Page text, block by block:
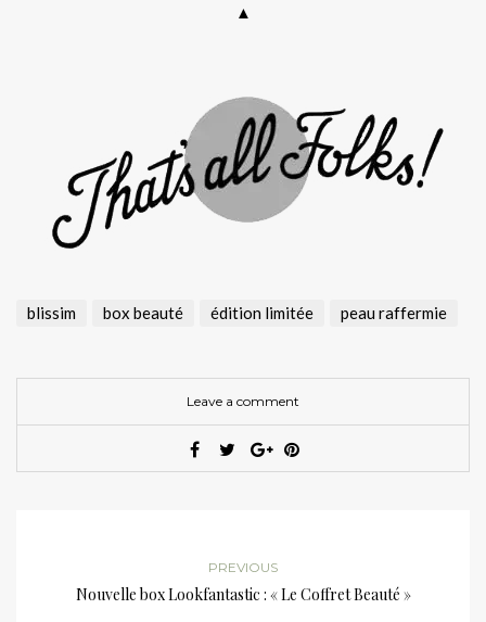
▲
blissim box beauté édition limitée peau raffermie
Leave a comment
PREVIOUS
Nouvelle box Lookfantastic : « Le Coffret Beauté »